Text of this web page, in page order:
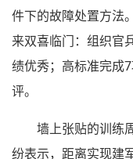
件下的故障处置方法
来双喜临门：组织官
绩优秀；高标准完成
评。
墙上张贴的训练
纷表示，距离实现建